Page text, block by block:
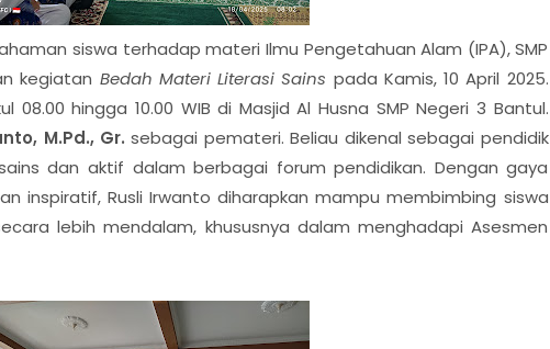
siswa terhadap materi Ilmu Pengetahuan Alam (IPA), SMP
kegiatan Bedah Materi Literasi Sains pada Kamis, 10 April 2025.
08.00 hingga 10.00 WIB di Masjid Al Husna SMP Negeri 3 Bantul.
M.Pd., Gr. sebagai pemateri. Beliau dikenal sebagai pendidik
dan aktif dalam berbagai forum pendidikan. Dengan gaya
inspiratif, Rusli Irwanto diharapkan mampu membimbing siswa
lebih mendalam, khususnya dalam menghadapi Asesmen